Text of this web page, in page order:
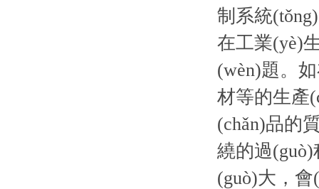
制系統
在工業(yè)
(wèn)題。
材等的生產
(chǎn)品的
繞的過
(guò)大，